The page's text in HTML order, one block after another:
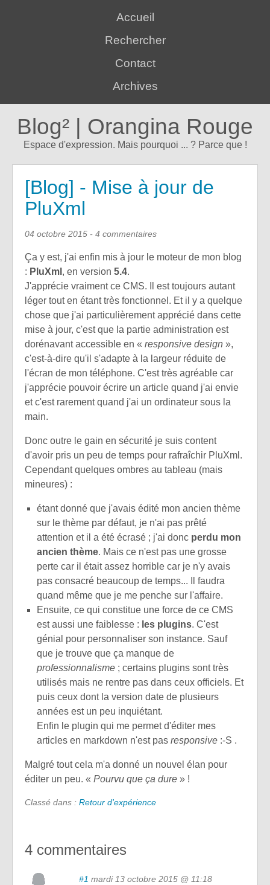
Accueil
Rechercher
Contact
Archives
Blog² | Orangina Rouge
Espace d'expression. Mais pourquoi ... ? Parce que !
[Blog] - Mise à jour de
PluXml
04 octobre 2015 - 4 commentaires
Ça y est, j'ai enfin mis à jour le moteur de mon blog
: PluXml , en version 5.4.
J'apprécie vraiment ce CMS. Il est toujours autant
léger tout en étant très fonctionnel. Et il y a quelque
chose que j'ai particulièrement apprécié dans cette
mise à jour, c'est que la partie administration est
dorénavant accessible en « responsive design »,
c'est-à-dire qu'il s'adapte à la largeur réduite de
l'écran de mon téléphone. C'est très agréable car
j'apprécie pouvoir écrire un article quand j'ai envie
et c'est rarement quand j'ai un ordinateur sous la
main.
Donc outre le gain en sécurité je suis content
d'avoir pris un peu de temps pour rafraîchir PluXml.
Cependant quelques ombres au tableau (mais
mineures) :
étant donné que j'avais édité mon ancien thème
sur le thème par défaut, je n'ai pas prêté
attention et il a été écrasé ; j'ai donc perdu mon
ancien thème. Mais ce n'est pas une grosse
perte car il était assez horrible car je n'y avais
pas consacré beaucoup de temps... Il faudra
quand même que je me penche sur l'affaire.
Ensuite, ce qui constitue une force de ce CMS
est aussi une faiblesse : les plugins. C'est
génial pour personnaliser son instance. Sauf
que je trouve que ça manque de
professionnalisme ; certains plugins sont très
utilisés mais ne rentre pas dans ceux officiels. Et
puis ceux dont la version date de plusieurs
années est un peu inquiétant.
Enfin le plugin qui me permet d'éditer mes
articles en markdown n'est pas responsive :-S .
Malgré tout cela m'a donné un nouvel élan pour
éditer un peu. « Pourvu que ça dure » !
Classé dans : Retour d'expérience
4 commentaires
#1 mardi 13 octobre 2015 @ 11:18